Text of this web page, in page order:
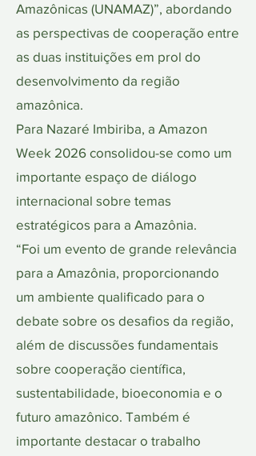
Amazônicas (UNAMAZ)”, abordando
as perspectivas de cooperação entre
as duas instituições em prol do
desenvolvimento da região
amazônica.
Para Nazaré Imbiriba, a Amazon
Week 2026 consolidou-se como um
importante espaço de diálogo
internacional sobre temas
estratégicos para a Amazônia.
“Foi um evento de grande relevância
para a Amazônia, proporcionando
um ambiente qualificado para o
debate sobre os desafios da região,
além de discussões fundamentais
sobre cooperação científica,
sustentabilidade, bioeconomia e o
futuro amazônico. Também é
importante destacar o trabalho